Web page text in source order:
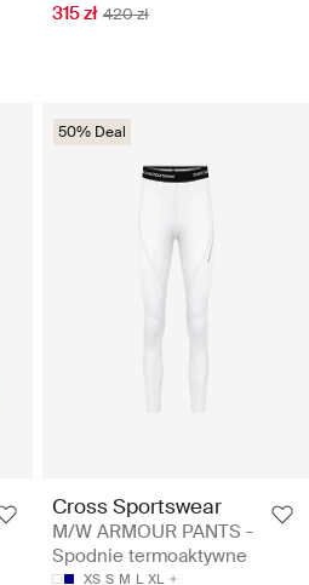
315 zł 420 zł
50% Deal
Cross Sportswear
M/W ARMOUR PANTS -
Spodnie termoaktywne
XS S M L XL